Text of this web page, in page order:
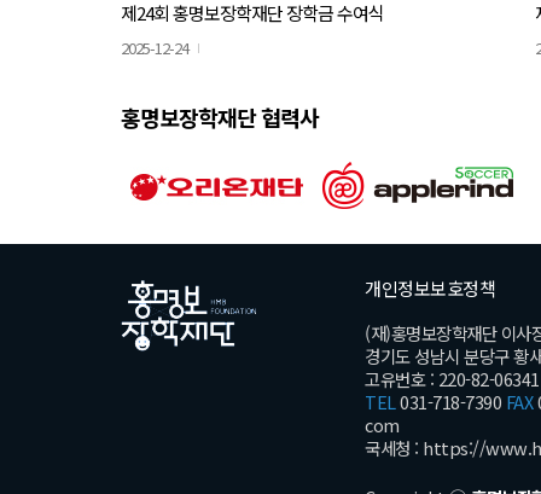
제24회 홍명보장학재단 장학금 수여식
2025-12-24
홍명보장학재단 협력사
개인정보보호정책
(재)홍명보장학재단 이사
경기도 성남시 분당구 황
고유번호 : 220-82-06341
TEL031-718-7390 FAX
com
국세청 : https://